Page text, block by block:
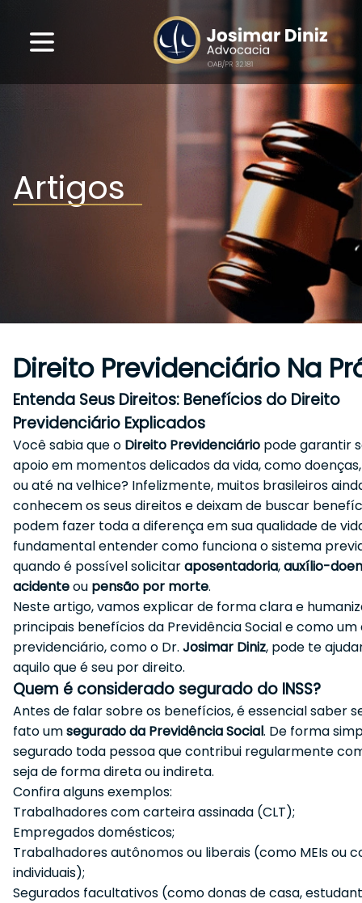
Artigos
Direito Previdenciário Na
Entenda Seus Direitos: Benefícios do Direito
Previdenciário Explicados
Você sabia que o Direito Previdenciário pode garantir
apoio em momentos delicados da vida, como
ou até na velhice? Infelizmente, muitos brasileiros
conhecem os seus direitos e deixam de buscar
podem fazer toda a diferença em sua qualidade de
fundamental entender como funciona o sistema
quando é possível solicitaraposentadoria,auxílio-
acidenteou pensão por morte.
Neste artigo, vamos explicar de forma clara e
principais benefícios da Previdência Social e como
previdenciário, como o Dr. Josimar Diniz, pode te
aquilo que é seu por direito.
Quem é considerado segurado do INSS?
Antes de falar sobre os benefícios, é essencial saber
fato umsegurado da Previdência Social. De forma
segurado toda pessoa que contribui regularmente com
seja de forma direta ou indireta.
Confira alguns exemplos:
Trabalhadores com carteira assinada (CLT);
Empregados domésticos;
Trabalhadores autônomos ou liberais (como MEIs ou
individuais);
Segurados facultativos (como donas de casa,